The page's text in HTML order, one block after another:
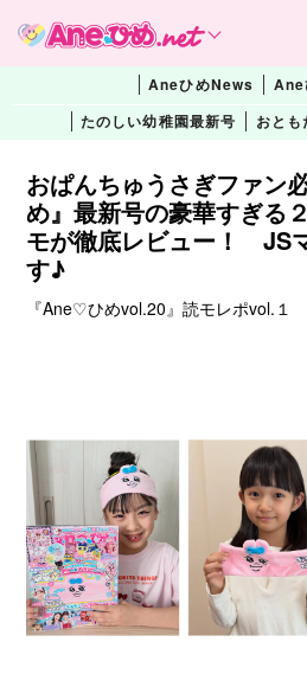
AneひめNews
Ane
たのしい幼稚園最新号
おと
おぱんちゅうさぎファ
め』最新号の豪華すぎる
モが徹底レビュー！ JS
す♪
『Ane♡ひめvol.20』読モレポvol.１